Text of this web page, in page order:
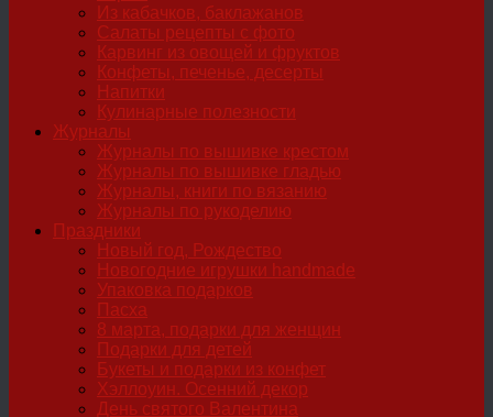
Из кабачков, баклажанов
Салаты рецепты с фото
Карвинг из овощей и фруктов
Конфеты, печенье, десерты
Напитки
Кулинарные полезности
Журналы
Журналы по вышивке крестом
Журналы по вышивке гладью
Журналы, книги по вязанию
Журналы по рукоделию
Праздники
Новый год, Рождество
Новогодние игрушки handmade
Упаковка подарков
Пасха
8 марта, подарки для женщин
Подарки для детей
Букеты и подарки из конфет
Хэллоуин. Осенний декор
День святого Валентина